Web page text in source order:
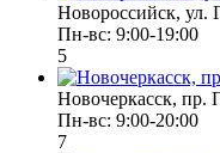
Новороссийск, ул.
Пн-вс: 9:00-19:00
5
Новочеркасск, пр.
Пн-вс: 9:00-20:00
7